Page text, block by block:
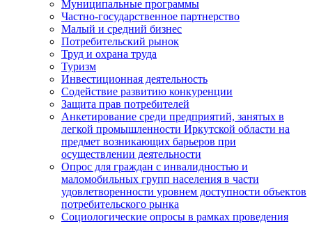
Муниципальные программы
Частно-государственное партнерство
Малый и средний бизнес
Потребительский рынок
Труд и охрана труда
Туризм
Инвестиционная деятельность
Содействие развитию конкуренции
Защита прав потребителей
Анкетирование среди предприятий, занятых в
легкой промышленности Иркутской области на
предмет возникающих барьеров при
осуществлении деятельности
Опрос для граждан с инвалидностью и
маломобильных групп населения в части
удовлетворенности уровнем доступности объектов
потребительского рынка
Социологические опросы в рамках проведения